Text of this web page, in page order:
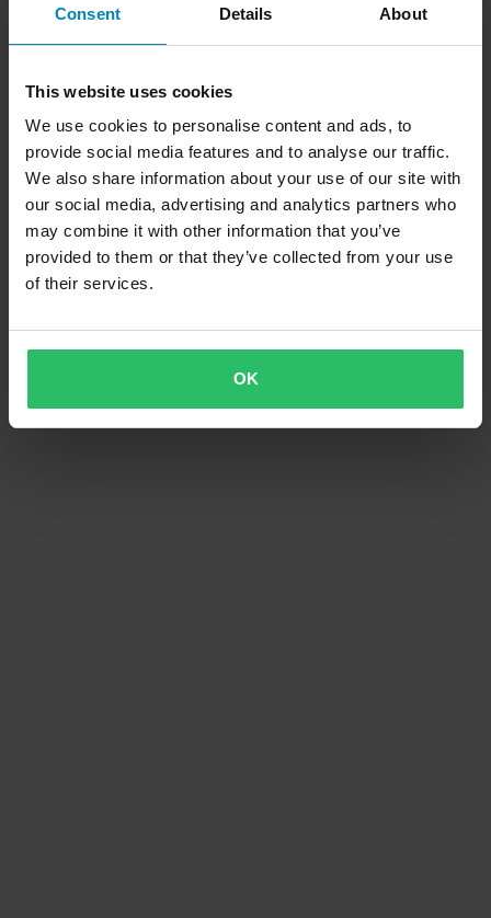
Consent Details About
This website uses cookies
We use cookies to personalise content and ads, to
provide social media features and to analyse our traffic.
We also share information about your use of our site with
our social media, advertising and analytics partners who
may combine it with other information that you’ve
provided to them or that they’ve collected from your use
of their services.
OK